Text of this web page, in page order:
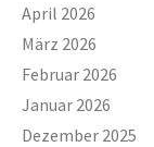
April 2026
März 2026
Februar 2026
Januar 2026
Dezember 2025